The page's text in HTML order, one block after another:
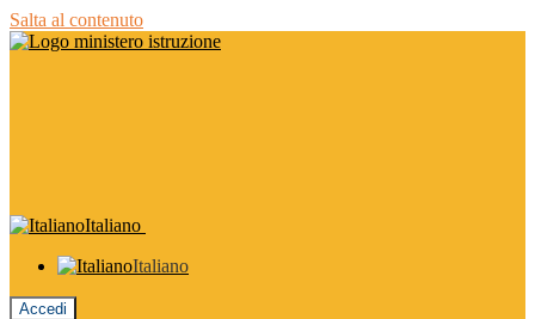
Salta al contenuto
Italiano
Italiano
Accedi